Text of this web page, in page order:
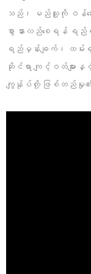
သည်၊ မည်သူ့ကို ဝန်ဆေ
စွာ နားလည်စေရန် ရ
ရည်မှန်းချက်၊ ထမ်းရွက်
ဆိုင်ရာ ကျင့်ဝတ်များနှ
ကျွန်ုပ်တို့ ဖြစ်တည်မှု